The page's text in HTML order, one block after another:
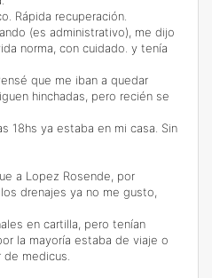
Rápida recuperación.
(es administrativo), me dijo
norma, con cuidado. y tenía
que me iban a quedar
hinchadas, pero recién se
18hs ya estaba en mi casa. Sin
a Lopez Rosende, por
drenajes ya no me gusto,
en cartilla, pero tenían
la mayoría estaba de viaje o
medicus.